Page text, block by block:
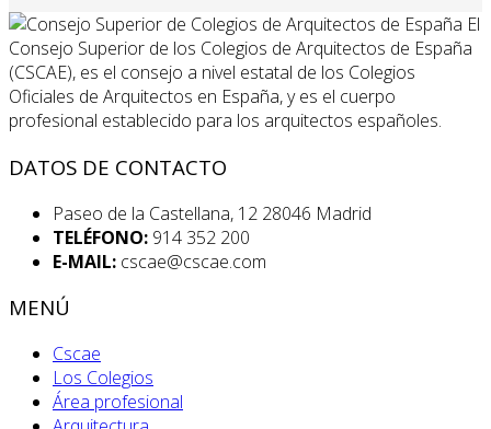
El
Consejo Superior de los Colegios de Arquitectos de España
(CSCAE), es el consejo a nivel estatal de los Colegios
Oficiales de Arquitectos en España, y es el cuerpo
profesional establecido para los arquitectos españoles.
DATOS DE CONTACTO
Paseo de la Castellana, 12 28046 Madrid
TELÉFONO: 914 352 200
E-MAIL: cscae@cscae.com
MENÚ
Cscae
Los Colegios
Área profesional